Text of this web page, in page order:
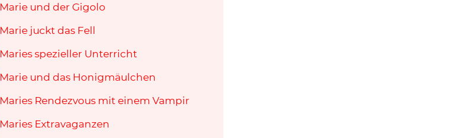
Marie und der Gigolo
Marie juckt das Fell
Maries spezieller Unterricht
Marie und das Honigmäulchen
Maries Rendezvous mit einem Vampir
Maries Extravaganzen